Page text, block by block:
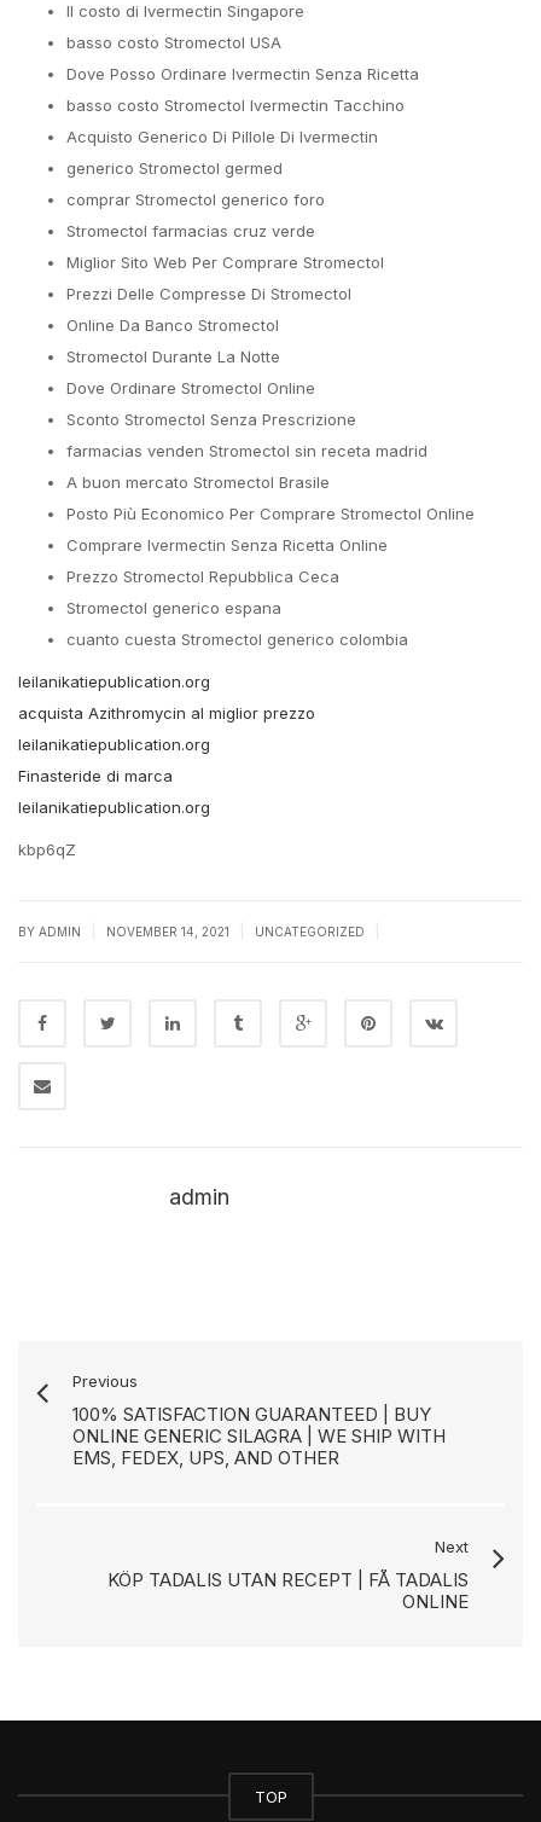
Il costo di Ivermectin Singapore
basso costo Stromectol USA
Dove Posso Ordinare Ivermectin Senza Ricetta
basso costo Stromectol Ivermectin Tacchino
Acquisto Generico Di Pillole Di Ivermectin
generico Stromectol germed
comprar Stromectol generico foro
Stromectol farmacias cruz verde
Miglior Sito Web Per Comprare Stromectol
Prezzi Delle Compresse Di Stromectol
Online Da Banco Stromectol
Stromectol Durante La Notte
Dove Ordinare Stromectol Online
Sconto Stromectol Senza Prescrizione
farmacias venden Stromectol sin receta madrid
A buon mercato Stromectol Brasile
Posto Più Economico Per Comprare Stromectol Online
Comprare Ivermectin Senza Ricetta Online
Prezzo Stromectol Repubblica Ceca
Stromectol generico espana
cuanto cuesta Stromectol generico colombia
leilanikatiepublication.org
acquista Azithromycin al miglior prezzo
leilanikatiepublication.org
Finasteride di marca
leilanikatiepublication.org
kbp6qZ
BY ADMIN NOVEMBER 14, 2021 UNCATEGORIZED
admin
Previous
100% SATISFACTION GUARANTEED | BUY
ONLINE GENERIC SILAGRA | WE SHIP WITH
EMS, FEDEX, UPS, AND OTHER
Next
KÖP TADALIS UTAN RECEPT | FÅ TADALIS
ONLINE
TOP